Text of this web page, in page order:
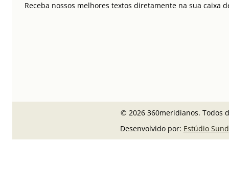
Receba nossos melhores textos diretamente na sua caixa
© 2026 360meridianos. Todos
Desenvolvido por: Estúdio